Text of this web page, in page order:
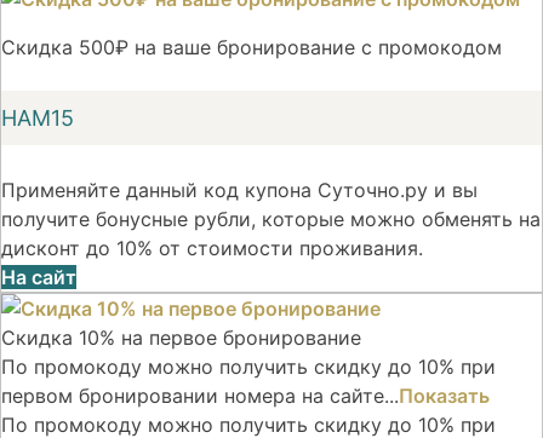
Скидка 500₽ на ваше бронирование с промокодом
НАМ15
Применяйте данный код купона Суточно.ру и вы
получите бонусные рубли, которые можно обменять на
дисконт до 10% от стоимости проживания.
На сайт
Скидка 10% на первое бронирование
По промокоду можно получить скидку до 10% при
первом бронировании номера на сайте...Показать
По промокоду можно получить скидку до 10% при